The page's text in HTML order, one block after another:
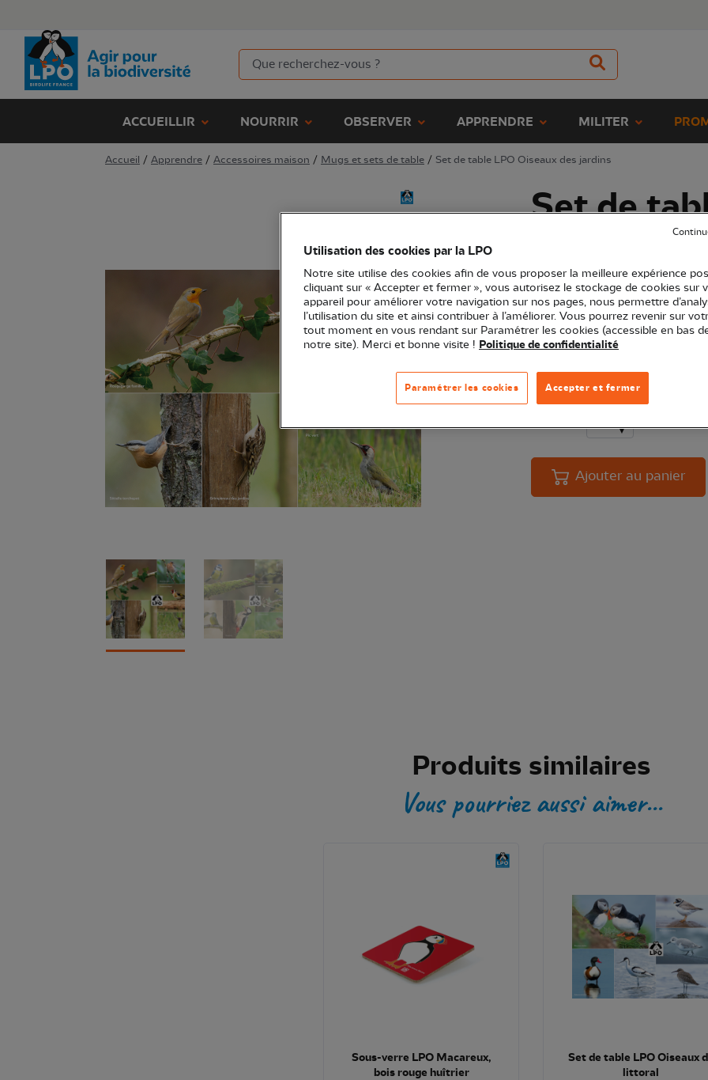
ACCUEILLIR NOURRIR OBSERVER APPRENDRE MILITER
Accueil / Apprendre / Accessoires maison / Mugs et sets de table / Set de table LPO Oiseaux des jardins
Set de
Oiseaux
(Ref. EC1172
5,00 €
Accessoire décoratif, ce set de
Ajouter au panier
Produits similaires
Vous pourriez aussi aimer...
Sous-verre LPO Macareux,
bois rouge huîtrier
Set de table LPO Oiseaux
littoral
Utilisation des cookies par la LPO
Notre site utilise des cookies afin de vous proposer la meilleure expérience
cliquant sur « Accepter et fermer », vous autorisez le stockage de cookies sur
appareil pour améliorer votre navigation sur nos pages, nous permettre
l’utilisation du site et ainsi contribuer à l’améliorer. Vous pourrez revenir sur
tout moment en vous rendant sur Paramétrer les cookies (accessible en bas
notre site). Merci et bonne visite ! Politique de confidentialité
Accepter et fermer
Paramétrer les cookies